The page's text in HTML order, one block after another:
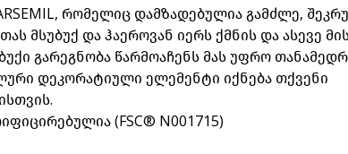
რომელიც დამზადებულია გამძლე,
მსუბუქ და ჰაეროვან იერს ქმნის და ასევე
გარეგნობა წარმოაჩენს მას უფრო
დეკორატიული ელემენტი იქნება თქვენი
(FSC® N001715)